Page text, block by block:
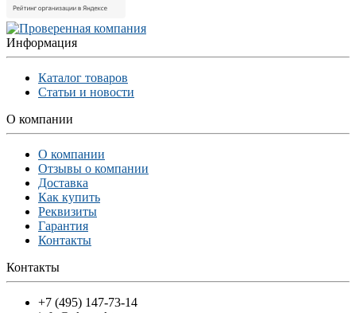
Информация
Каталог товаров
Статьи и новости
О компании
О компании
Отзывы о компании
Доставка
Как купить
Реквизиты
Гарантия
Контакты
Контакты
+7 (495) 147-73-14